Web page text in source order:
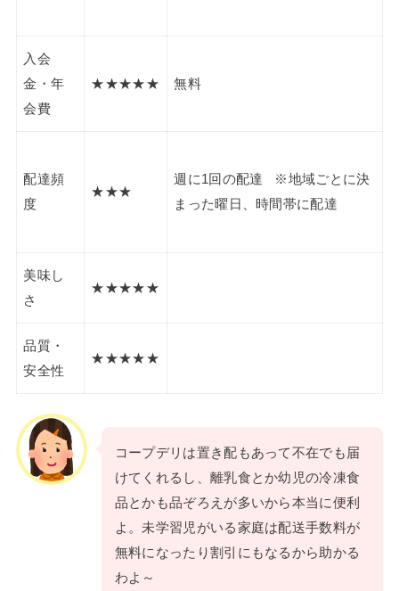
入会
金・年
会費
★★★★★ 無料
配達頻
度
★★★
週に1回の配達 ※地域ごとに決
まった曜日、時間帯に配達
美味し
さ
★★★★★
品質・
安全性
★★★★★
コープデリは置き配もあって不在でも届
けてくれるし、離乳食とか幼児の冷凍食
品とかも品ぞろえが多いから本当に便利
よ。未学習児がいる家庭は配送手数料が
無料になったり割引にもなるから助かる
わよ～